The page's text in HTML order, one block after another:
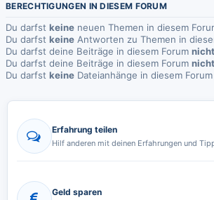
BERECHTIGUNGEN IN DIESEM FORUM
Du darfst keine neuen Themen in diesem
Du darfst keine Antworten zu Themen in
Du darfst deine Beiträge in diesem Forum nicht
Du darfst deine Beiträge in diesem Forum nicht
Du darfst keine Dateianhänge in diesem
Erfahrung teilen
Hilf anderen mit deinen Erfahrungen und
Geld sparen